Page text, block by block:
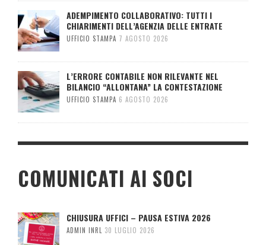
ADEMPIMENTO COLLABORATIVO: TUTTI I
CHIARIMENTI DELL’AGENZIA DELLE ENTRATE
UFFICIO STAMPA 7 AGOSTO 2026
L’ERRORE CONTABILE NON RILEVANTE NEL
BILANCIO “ALLONTANA” LA CONTESTAZIONE
UFFICIO STAMPA 6 AGOSTO 2026
COMUNICATI AI SOCI
CHIUSURA UFFICI – PAUSA ESTIVA 2026
ADMIN INRL 30 LUGLIO 2026